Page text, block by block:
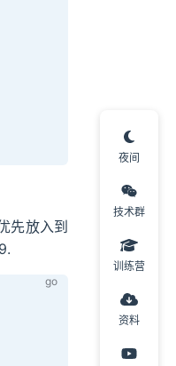
先放入到
夜间
技术群
训练营
资料